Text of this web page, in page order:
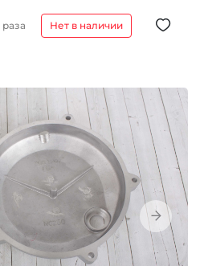
Нет в наличии